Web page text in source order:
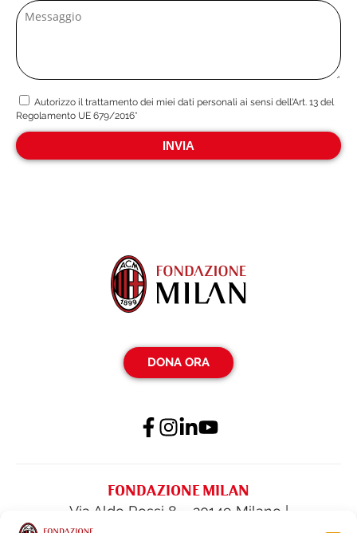
Autorizzo il trattamento dei miei dati personali ai sensi dell'Art. 13 del
Regolamento UE 679/2016*
DONA ORA
FONDAZIONE MILAN
Via Aldo Rossi 8 – 20149 Milano |